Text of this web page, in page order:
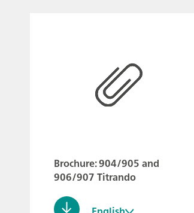
Brochure: 904/905 and
906/907 Titrando